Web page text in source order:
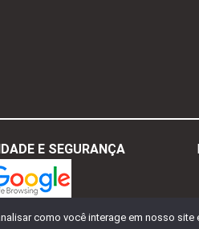
E SEGURANÇA
como você interage em nosso